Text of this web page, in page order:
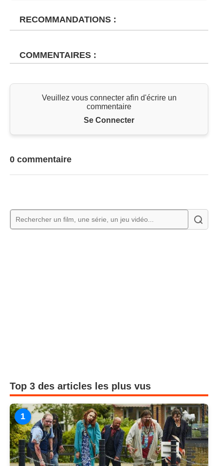
RECOMMANDATIONS :
COMMENTAIRES :
Veuillez vous connecter afin d'écrire un
commentaire
Se Connecter
0 commentaire
Top 3 des articles les plus vus
1